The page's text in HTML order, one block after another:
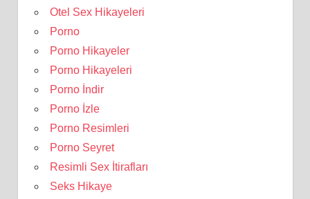
Otel Sex Hikayeleri
Porno
Porno Hikayeler
Porno Hikayeleri
Porno İndir
Porno İzle
Porno Resimleri
Porno Seyret
Resimli Sex İtirafları
Seks Hikaye